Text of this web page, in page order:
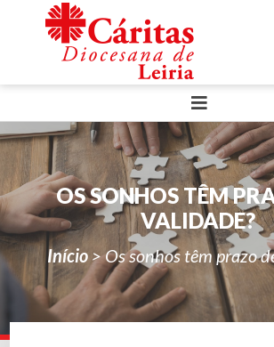
OS SONHOS TÊM
VALIDADE?
Início >Os sonhos têm prazo